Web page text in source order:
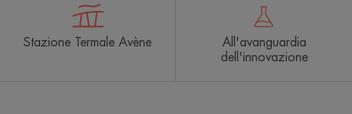
Stazione Termale Avène
All'avanguardia
dell'innovazione